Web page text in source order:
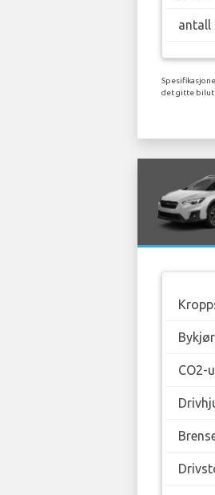
antall
det gitte
CO2-